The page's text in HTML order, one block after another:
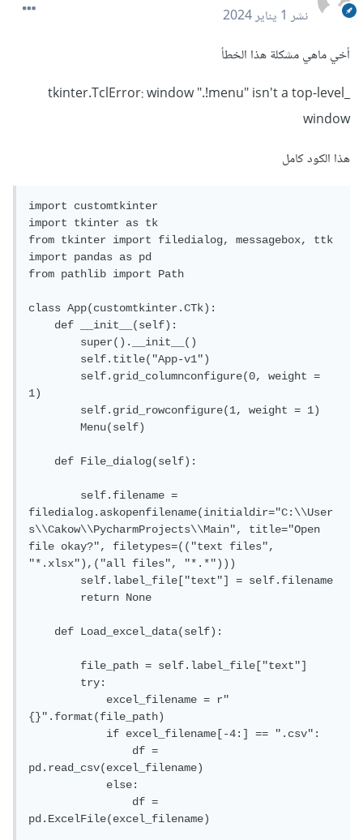
نشر1 يناير 2024
أخي ماهي مشكلة هذا الخطأ
_tkinter.TclError: window ".!menu" isn't a top-level
window
هذا الكود كامل
import customtkinter
import tkinter as tk
from tkinter import filedialog, messagebox, ttk
import pandas as pd
from pathlib import Path
class App(customtkinter.CTk):
    def __init__(self):
        super().__init__()
        self.title("App-v1")
        self.grid_columnconfigure(0, weight =
1)
        self.grid_rowconfigure(1, weight = 1)
        Menu(self)
    def File_dialog(self):
        self.filename =
filedialog.askopenfilename(initialdir="C:\\User
s\\Cakow\\PycharmProjects\\Main", title="Open
file okay?", filetypes=(("text files",
"*.xlsx"),("all files", "*.*")))
        self.label_file["text"] = self.filename
        return None
    def Load_excel_data(self):
        file_path = self.label_file["text"]
        try:
            excel_filename = r"
{}".format(file_path)
            if excel_filename[-4:] == ".csv":
                df =
pd.read_csv(excel_filename)
            else:
                df =
pd.ExcelFile(excel_filename)